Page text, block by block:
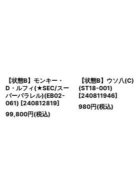
【状態B】モンキー・
D・ルフィ(★SEC/スー
パーパラレル)(EB02-
061) [240812819]
99,800円(税込)
【状態B】ウソ八(C)
(ST18-001)
[240811946]
980円(税込)